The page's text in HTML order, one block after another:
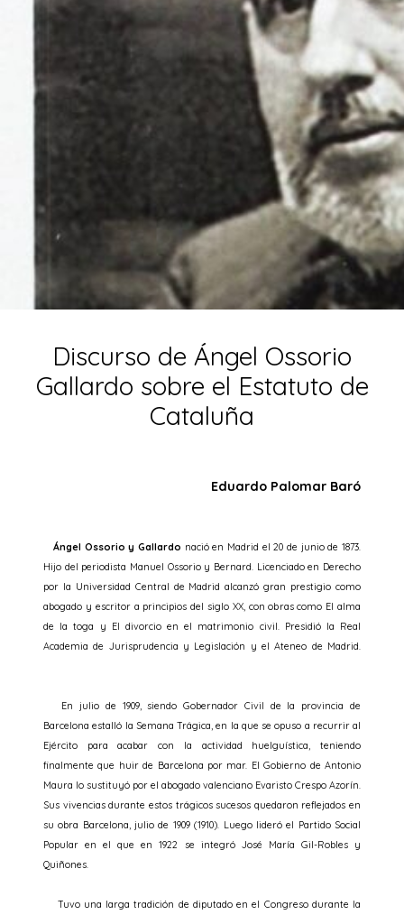
Discurso de Ángel Ossorio
Gallardo sobre el Estatuto de
Cataluña
Eduardo Palomar Baró
Ángel Ossorio y Gallardo nació en Madrid el 20 de junio de 1873.
Hijo del periodista Manuel Ossorio y Bernard. Licenciado en Derecho
por la Universidad Central de Madrid alcanzó gran prestigio como
abogado y escritor a principios del siglo XX, con obras como El alma
de la toga y El divorcio en el matrimonio civil. Presidió la Real
Academia de Jurisprudencia y Legislación y el Ateneo de Madrid.
En julio de 1909, siendo Gobernador Civil de la provincia de
Barcelona estalló la Semana Trágica, en la que se opuso a recurrir al
Ejército para acabar con la actividad huelguística, teniendo
finalmente que huir de Barcelona por mar. El Gobierno de Antonio
Maura lo sustituyó por el abogado valenciano Evaristo Crespo Azorín.
Sus vivencias durante estos trágicos sucesos quedaron reflejados en
su obra Barcelona, julio de 1909 (1910). Luego lideró el Partido Social
Popular en el que en 1922 se integró José María Gil-Robles y
Quiñones.
Tuvo una larga tradición de diputado en el Congreso durante la